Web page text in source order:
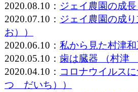
2020.08.10： ジェイ農園の成
2020.07.10： ジェイ農園の成
お））
2020.06.10： 私から見た村津
2020.05.10： 歯は臓器 （村
2020.04.10： コロナウイルス
つ だいち））